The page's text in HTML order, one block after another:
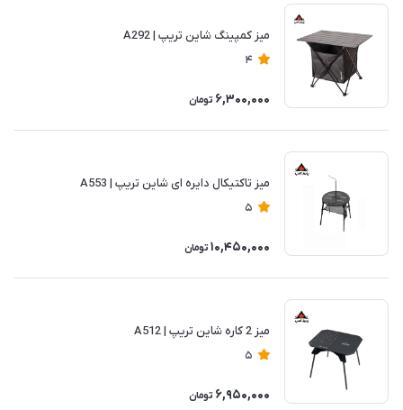
میز کمپینگ شاین تریپ | A292
4
6,300,000 تومان
میز تاکتیکال دایره ای شاین تریپ | A553
5
10,450,000 تومان
میز 2 کاره شاین تریپ | A512
5
6,950,000 تومان